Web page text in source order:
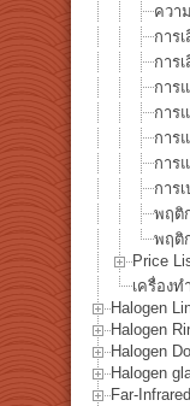
ควา
การ
การ
การ
การ
การ
การ
การ
พฤติ
พฤติ
Price
เครื่อง
Halogen
Halogen
Halogen
Halogen
Far-